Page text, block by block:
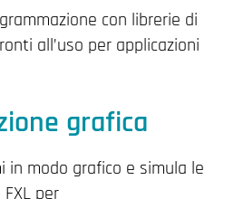
con librerie di
all’uso per applicazioni
grafica
in modo grafico e simula le
per